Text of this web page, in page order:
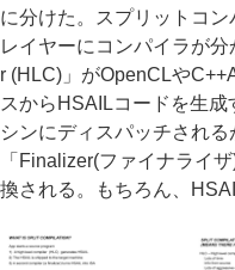
に分けた。スプリットコ
レイヤーにコンパイラが
r (HLC)」がOpenCLや
スからHSAILコードを生
シンにディスパッチされ
「Finalizer(ファイナライ
換される。もちろん、